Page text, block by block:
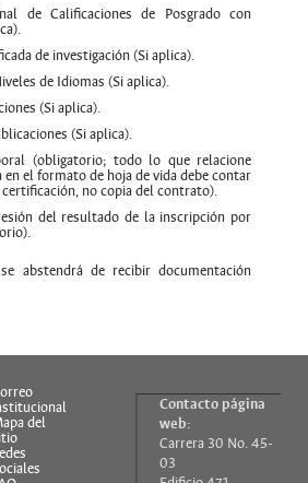
de Calificaciones de Posgrado con
de investigación (Si aplica).
de Idiomas (Si aplica).
(Si aplica).
(Si aplica).
(obligatorio; todo lo que relacione
en el formato de hoja de vida debe contar
no copia del contrato).
del resultado de la inscripción por
abstendrá de recibir documentación
del
Contacto página
web:
Carrera 30 No. 45-
03